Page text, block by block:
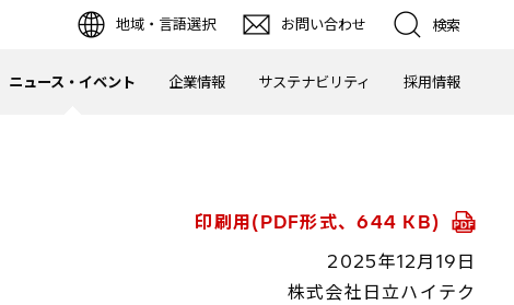
地域・言語選択 お問い合わせ 検索
ニュース・イベント 企業情報 サステナビリティ 採用情報
印刷用(PDF形式、644 KB)
2025年12月19日
株式会社日立ハイテク